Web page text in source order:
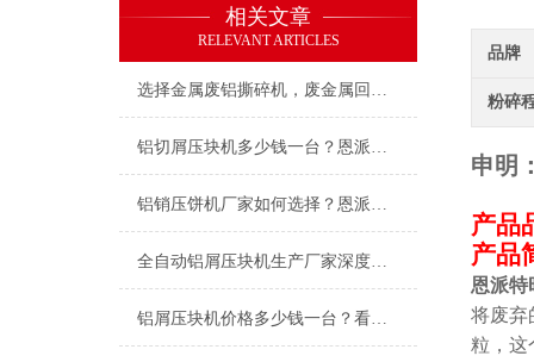
相关文章
RELEVANT ARTICLES
选择金属废铝撕碎机，废金属回收处理不再是难题
铝切屑压块机多少钱一台？恩派特高品质解决方案助您效益倍增
铝销压饼机厂家如何选择？恩派特以创新科技与品质行业
全自动铝屑压块机生产厂家深度盘点：为何恩派特成为制造企业的优选？
铝屑压块机价格多少钱一台？看完这篇，你就知道怎么选了
品牌
粉碎
申明
产品
产品
恩派特
将废弃
粒，这